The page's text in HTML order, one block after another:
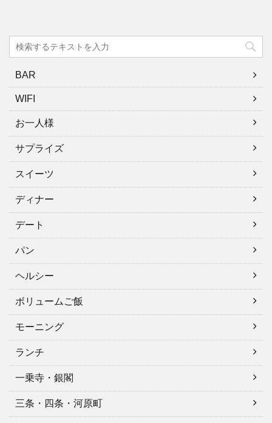
BAR
WIFI
お一人様
サプライズ
スイーツ
ディナー
デート
パン
ヘルシー
ボリュームご飯
モーニング
ランチ
一乗寺・銀閣
三条・四条・河原町